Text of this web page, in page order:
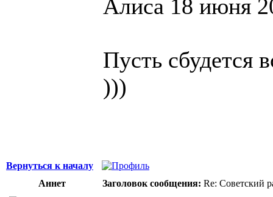
Алиса 18 июня
Пусть сбудется
)))
Вернуться к началу
Аннет
Заголовок сообщения: Re: Советский